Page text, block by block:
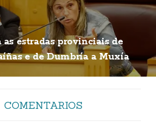
as estradas provinciais de
e de Dumbría a Muxía
COMENTARIOS